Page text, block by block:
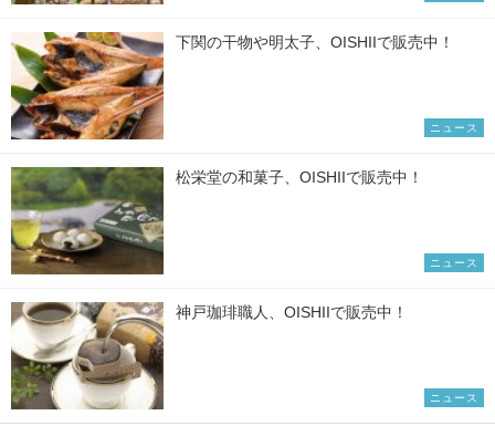
下関の干物や明太子、OISHIIで販売中！
ニュース
松栄堂の和菓子、OISHIIで販売中！
ニュース
神戸珈琲職人、OISHIIで販売中！
ニュース